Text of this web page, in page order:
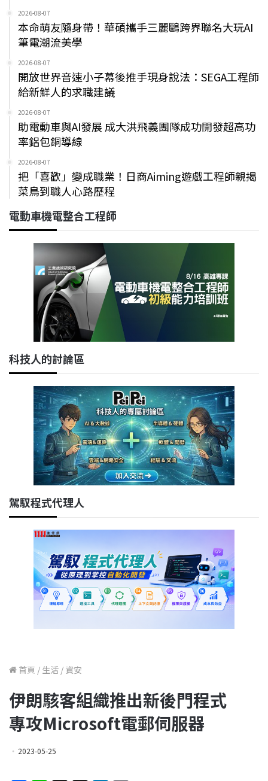
2026-08-07
本命萌友隨身帶！華碩攜手三麗鷗跨界聯名大玩AI
筆電潮流美學
2026-08-07
開放世界音速小子幕後推手現身說法：SEGA工程師
給新鮮人的求職建議
2026-08-07
助電動車與AI發展 成大洪飛義團隊成功開發超高功
率鋁包銅導線
2026-08-07
把「喜歡」變成職業！日商Aiming遊戲工程師親揭
菜鳥到職人心路歷程
電動車機電整合工程師
科技人的討論區
駕馭程式代理人